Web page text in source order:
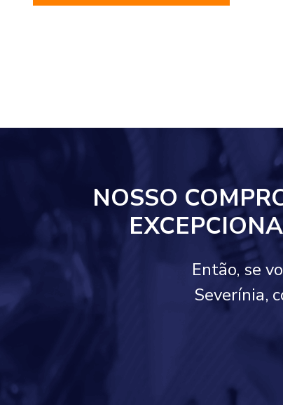
NOSSO
Então, se
Severínia,